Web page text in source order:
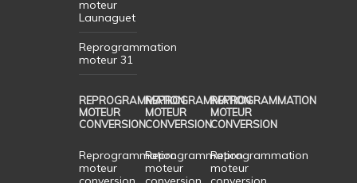
moteur
Launaguet
Reprogrammation
moteur 31
REPROGRAMMATION
MOTEUR
CONVERSION
Reprogrammation
moteur
REPROGRAMMATION
MOTEUR
CONVERSION
Reprogrammation
moteur
REPROGRAMMATION
MOTEUR
CONVERSION
Reprogrammation
moteur